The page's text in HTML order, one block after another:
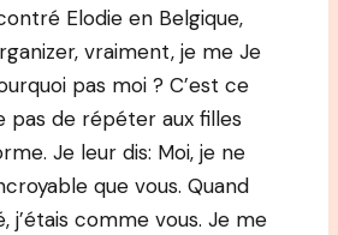
Elodie en Belgique,
vraiment, je me Je
pas moi ? C’est ce
pas de répéter aux filles
Je leur dis: Moi, je ne
que vous. Quand
j’étais comme vous. Je me